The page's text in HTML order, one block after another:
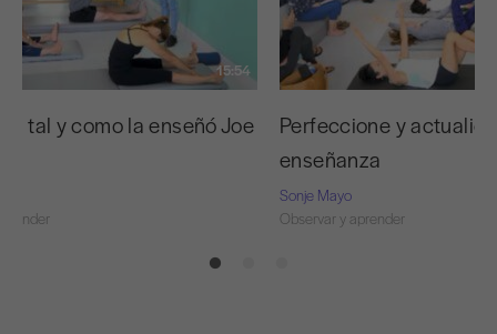
15:54
C tal y como la enseñó Joe
Perfeccione y
enseñanza
Sonje Mayo
Observar y aprender